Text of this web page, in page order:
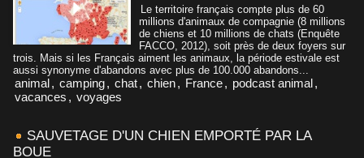
Le territoire français compte plus de 60
millions d'animaux de compagnie (8 millions
de chiens et 10 millions de chats (Enquête
FACCO, 2012), soit près de deux foyers sur
trois. Mais si les Français aiment les animaux, la période estivale est
aussi synonyme d'abandons avec plus de 100.000 abandons...
animal, camping, chat, chien, France, podcast animal,
vacances , voyages
SAUVETAGE D'UN CHIEN EMPORTÉ PAR LA
BOUE